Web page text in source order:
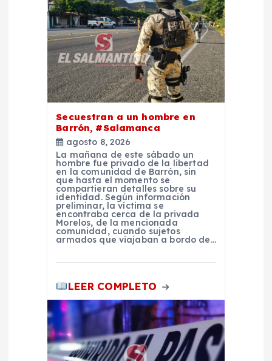
Secuestran a un hombre en
Barrón, #Salamanca
agosto 8, 2026
La mañana de este sábado un
hombre fue privado de la libertad
en la comunidad de Barrón, sin
que hasta el momento se
compartieran detalles sobre su
identidad. Según información
preliminar, la víctima se
encontraba cerca de la privada
Morelos, de la mencionada
comunidad, cuando sujetos
armados que viajaban a bordo de…
LEER COMPLETO